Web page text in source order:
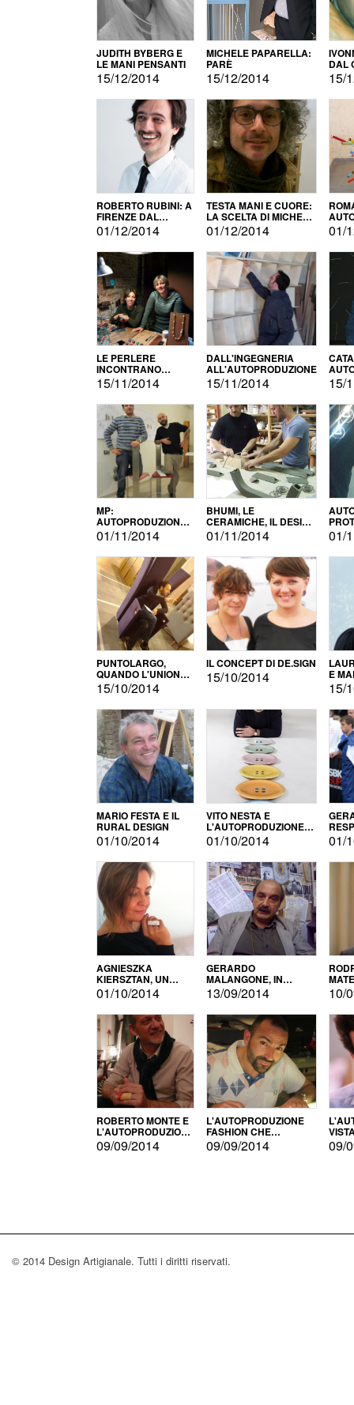
JUDITH BYBERG E
LE MANI PENSANTI
15/12/2014
MICHELE PAPARELLA:
PARÈ
15/12/2014
DAL
15/
ROBERTO RUBINI: A
FIRENZE DAL
PRODOTTO ALLA
PROMOZIONE
01/12/2014
TESTA MANI E CUORE:
LA SCELTA DI MICHELE
BARBERIO
01/12/2014 01/
LE PERLERE
INCONTRANO
L'AUTOPRODUZIONE
15/11/2014
DALL'INGEGNERIA
ALL'AUTOPRODUZIONE
15/11/2014 15/
MP:
AUTOPRODUZIONE
E INNOVAZIONE
01/11/2014
BHUMI, LE
CERAMICHE, IL DESIGN
E L'AUTOPRODUZIONE
01/11/2014 01/
PUNTOLARGO,
QUANDO L'UNIONE
FA LA FORZA E
VINCE
15/10/2014
IL CONCEPT DI DE.SIGN
15/10/2014 E
15/
MARIO FESTA E IL
RURAL DESIGN
01/10/2014
VITO NESTA E
L'AUTOPRODUZIONE
COME RECUPERO DEI
SIMBOLI
01/10/2014 01/
AGNIESZKA
KIERSZTAN, UN
MODELLO DI
AUTOPRODUZIONE
01/10/2014
GERARDO
MALANGONE, IN
GIURIA PER IL
CONCORSO
LETTERARIO
13/09/2014 10/
ROBERTO MONTE E
L'AUTOPRODUZIONE
CON IL CENSIMENTO
09/09/2014
L'AUTOPRODUZIONE
FASHION CHE
CONQUISTA GLI USA
09/09/2014 09/
© 2014 Design Artigianale. Tutti i diritti riservati.